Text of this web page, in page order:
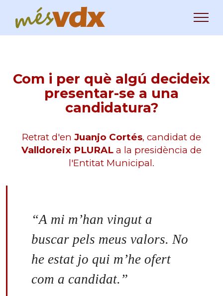
Com i per què algú decideix
presentar-se a una
candidatura?
Retrat d'en Juanjo Cortés, candidat de
Valldoreix PLURAL a la presidència de
l'Entitat Municipal.
“A mi m’han vingut a
buscar pels meus valors. No
he estat jo qui m’he ofert
com a candidat.”